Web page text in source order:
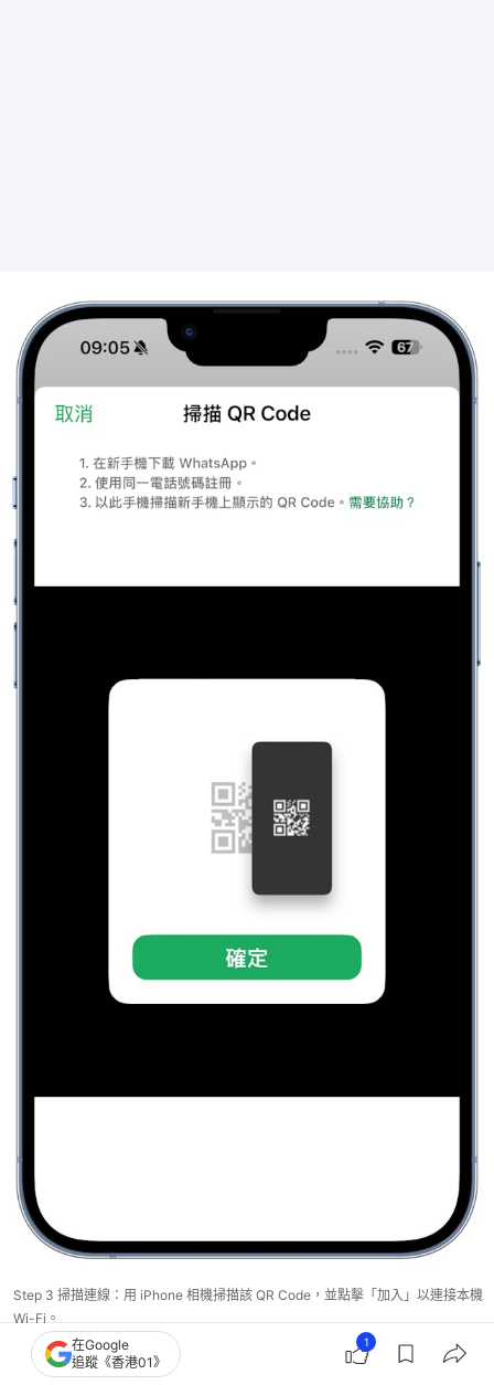
Step 3 掃描連線：用 iPhone 相機掃描該 QR Code，並點擊「加入」以連接本機
Wi-Fi。
Step 4 傳輸完成：
在Google
追蹤《香港01》
1